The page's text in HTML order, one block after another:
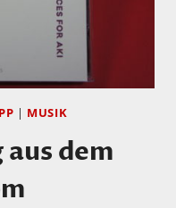
| MUSIK
dem